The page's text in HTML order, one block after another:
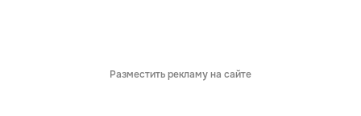
Разместить рекламу на сайте